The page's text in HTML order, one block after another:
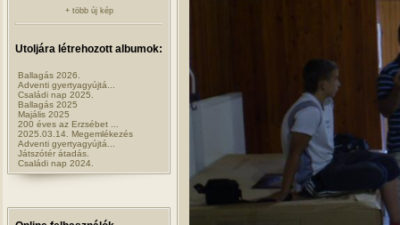
+ több új kép
Utoljára létrehozott albumok:
Ballagás 2026.
Adventi gyertyagyújtá...
Családi nap 2025.
Ballagás 2025
Majális 2025
200 éves az Erzsébet ...
2025.03.14. Megemlékezés
Adventi gyertyagyújtá...
Játszótér átadás.
Családi nap 2024.